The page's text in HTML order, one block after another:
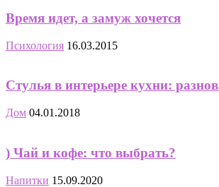
Время идет, а замуж хочется
Психология 16.03.2015
Стулья в интерьере кухни:
Дом 04.01.2018
) Чай и кофе: что выбрать?
Напитки 15.09.2020